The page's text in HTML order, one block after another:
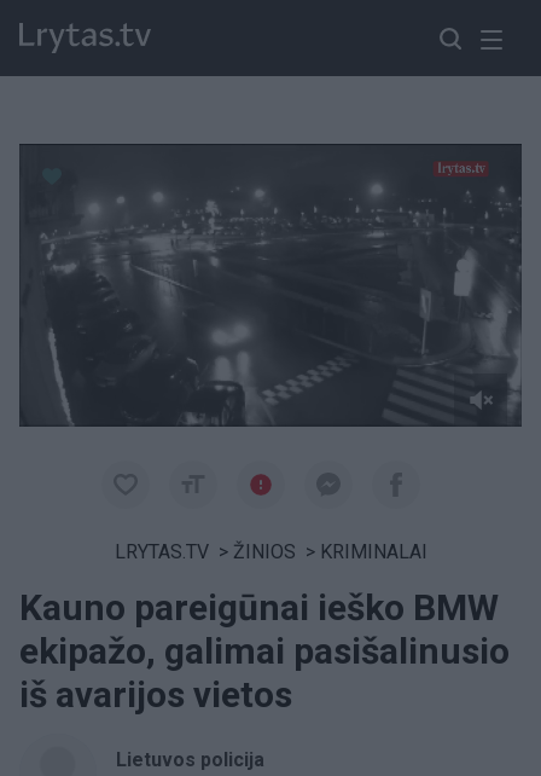
LRYTAS.TV > ŽINIOS > KRIMINALAI
Kauno pareigūnai ieško BMW
ekipažo, galimai pasišalinusio
iš avarijos vietos
Lietuvos policija